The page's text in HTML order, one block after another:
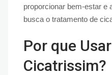
proporcionar bem-estar e
busca o tratamento de
Por que
Cicatrissim?